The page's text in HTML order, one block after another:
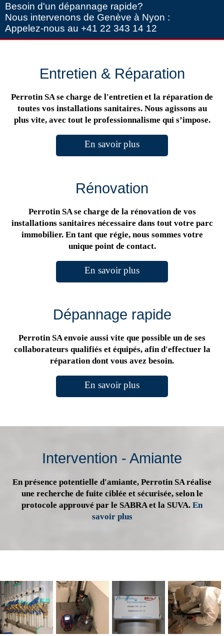
Besoin d'un dépannage rapide?
Nous intervenons de Genève à Nyon :
Appelez-nous au +41 22 343 14 12
Entretien & Réparation
Perrotin SA se charge de l'entretien et la réparation de
toutes vos installations sanitaires. Nous agissons au
plus vite, avec tout le professionnalisme qui s’impose.
En savoir plus
Rénovation
Perrotin SA se charge de la rénovation de vos
installations sanitaires nécessaire dans tout votre parc
immobilier. En tant que régie, nous sommes votre
unique point de contact.
En savoir plus
Dépannage rapide
Perrotin SA envoie aussi vite que possible un de ses
collaborateurs qualifiés et équipés, afin d'effectuer la
réparation dont vous avez besoin.
En savoir plus
Intervention - Amiante
En présence potentielle d'amiante, Perrotin SA réalise
une recherche de fuite ciblée et sécurisée, selon le
protocole approuvé par le SABRA et la SUVA. En
savoir plus